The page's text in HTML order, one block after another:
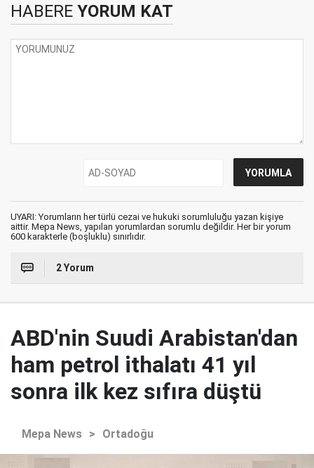
HABERE YORUM KAT
UYARI: Yorumların her türlü cezai ve hukuki sorumluluğu yazan kişiye
aittir. Mepa News, yapılan yorumlardan sorumlu değildir. Her bir yorum
600 karakterle (boşluklu) sınırlıdır.
2 Yorum
ABD'nin Suudi Arabistan'dan
ham petrol ithalatı 41 yıl
sonra ilk kez sıfıra düştü
Mepa News > Ortadoğu